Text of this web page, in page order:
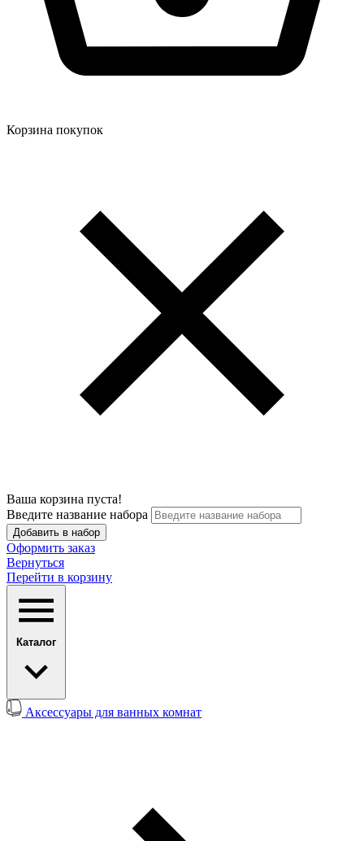
Корзина покупок
Ваша корзина пуста!
Введите название набора
Добавить в набор
Оформить заказ
Вернуться
Перейти в корзину
Каталог
Аксессуары для ванных комнат